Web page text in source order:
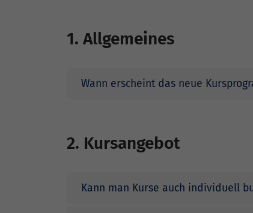
1. Allgemeines
Wann erscheint das neue
2. Kursangebot
Kann man Kurse auch individuell